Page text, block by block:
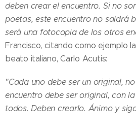
deben crear el encuentro. Si no
poetas, este encuentro no saldrá
será una fotocopia de los otros
Francisco, citando como ejemplo
beato italiano, Carlo Acutis:
"Cada uno debe ser un original,
encuentro debe ser original, con
todos. Deben crearlo. Ánimo y